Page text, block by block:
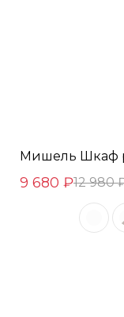
Мишель Шкаф
9 680 ₽12 980